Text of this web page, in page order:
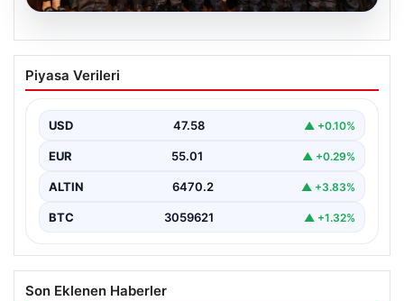
05.08.2026
Gözler İstanbul’a çevrildi, bir belediye
başkanından daha açıklama geldi. “Yeni
{"title": "İstanbul'da Siyasi Gelişmeler ve Belediye
dönemde yaşanan siyasi…
Piyasa Verileri
USD 47.58 ▲ +0.10%
EUR 55.01 ▲ +0.29%
ALTIN 6470.2 ▲ +3.83%
BTC 3059621 ▲ +1.32%
Son Eklenen Haberler